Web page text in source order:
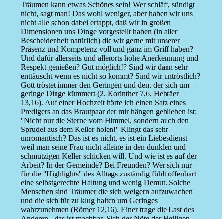
Träumen kann etwas Schönes sein! Wer schläft, sündigt
nicht, sagt man! Das wohl weniger, aber haben wir uns
nicht alle schon dabei ertappt, daß wir in großen
Dimensionen uns Dinge vorgestellt haben (in aller
Bescheidenheit natürlich) die wir gerne mit unserer
Präsenz und Kompetenz voll und ganz im Griff haben?
Und dafür allerseits und allerorts hohe Anerkennung und
Respekt genießen? Gut möglich!? Sind wir dann sehr
enttäuscht wenn es nicht so kommt? Sind wir untröstlich?
Gott tröstet immer den Geringen und den, der sich um
geringe Dinge kümmert (2. Korinther 7,6, Hebräer
13,16). Auf einer Hochzeit hörte ich einen Satz eines
Predigers an das Brautpaar der mir hängen geblieben ist:
''Nicht nur die Sterne vom Himmel, sondern auch den
Sprudel aus dem Keller holen!'' Klingt das sehr
unromantisch? Das ist es nicht, es ist ein Liebesdienst
weil man seine Frau nicht alleine in den dunklen und
schmutzigen Keller schicken will. Und wie ist es auf der
Arbeit? In der Gemeinde? Bei Freunden? Wer sich nur
für die ''Highlights'' des Alltags zuständig fühlt offenbart
eine selbstgerechte Haltung und wenig Demut. Solche
Menschen sind Träumer die sich weigern aufzuwachen
und die sich für zu klug halten um Geringes
wahrzunehmen (Römer 12,16). Einer trage die Last des